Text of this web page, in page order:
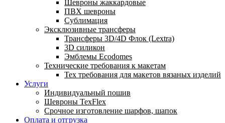
Шевроны жаккардовые
ПВХ шевроны
Сублимация
Эксклюзивные трансферы
Трансферы 3D/4D Флок (Lextra)
3D силикон
Эмблемы Ecodomes
Технические требования к макетам
Тех требования для макетов вязаных изделий
Услуги
Индивидуальный пошив
Шевроны TexFlex
Срочное изготовление шарфов, шапок
Оплата и отгрузка